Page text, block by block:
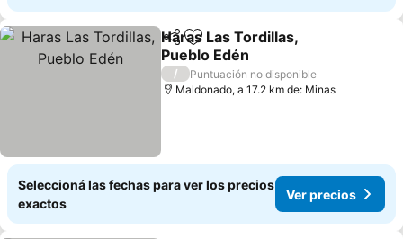
CompartirAñadir a favoritos
Haras Las Tordillas,
Pueblo Edén
/
Puntuación no disponible
Maldonado, a 17.2 km de: Minas
Seleccioná las fechas para ver los precios
exactos
Ver precios